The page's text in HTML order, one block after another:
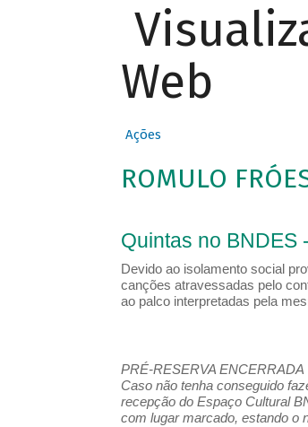
Web
Ações
ROMULO
Quintas no BNDES
Devido ao isolamento social
canções atravessadas pelo
ao palco interpretadas pela
PRÉ-RESERVA ENCERRADA
Caso não tenha conseguido
recepção do Espaço Cultural
com lugar marcado, estando o